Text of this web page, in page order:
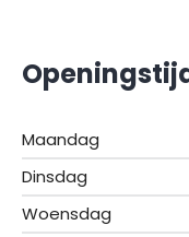
Maandag
Dinsdag
Woensdag